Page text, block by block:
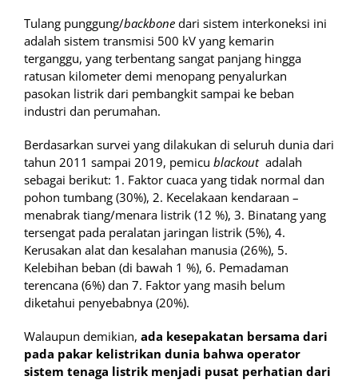
Tulang punggung/backbone dari sistem interkoneksi ini
adalah sistem transmisi 500 kV yang kemarin
terganggu, yang terbentang sangat panjang hingga
ratusan kilometer demi menopang penyalurkan
pasokan listrik dari pembangkit sampai ke beban
industri dan perumahan.
Berdasarkan survei yang dilakukan di seluruh dunia dari
tahun 2011 sampai 2019, pemicu blackout adalah
sebagai berikut: 1. Faktor cuaca yang tidak normal dan
pohon tumbang (30%), 2. Kecelakaan kendaraan –
menabrak tiang/menara listrik (12 %), 3. Binatang yang
tersengat pada peralatan jaringan listrik (5%), 4.
Kerusakan alat dan kesalahan manusia (26%), 5.
Kelebihan beban (di bawah 1 %), 6. Pemadaman
terencana (6%) dan 7. Faktor yang masih belum
diketahui penyebabnya (20%).
Walaupun demikian, ada kesepakatan bersama dari
pada pakar kelistrikan dunia bahwa operator
sistem tenaga listrik menjadi pusat perhatian dari